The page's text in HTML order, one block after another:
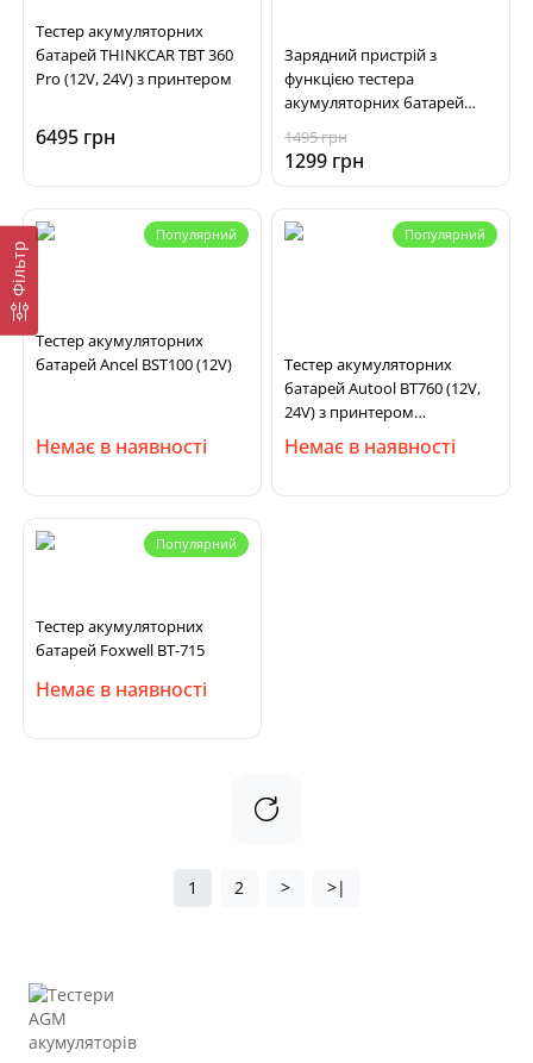
Фільтр
Тестер акумуляторних
батарей THINKCAR TBT 360
Pro (12V, 24V) з принтером
6495 грн
Зарядний пристрій з
функцією тестера
акумуляторних батарей
100Ah)
1495 грн
1299 грн
Популярний
Тестер акумуляторних
батарей Ancel BST100 (12V)
Немає в наявності
Популярний
Тестер акумуляторних
батарей Autool BT760 (12V,
24V) з принтером
(оновлений)
Немає в наявності
Популярний
Тестер акумуляторних
батарей Foxwell BT-715
Немає в наявності
1 2 > >|